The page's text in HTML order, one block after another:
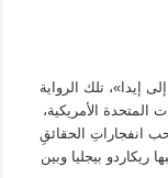
إيدا»، تلك الرواية
المتحدة الأمريكية،
انفجاراتِ الحقائقِ
ريكاردو بيجليا وبين